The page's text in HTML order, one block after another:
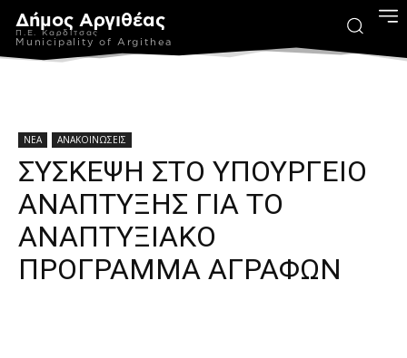
Δήμος Αργιθέας
Π.Ε. Καρδίτσας
Municipality of Argithea
ΝΕΑ ΑΝΑΚΟΙΝΩΣΕΙΣ
ΣΥΣΚΕΨΗ ΣΤΟ ΥΠΟΥΡΓΕΙΟ
ΑΝΑΠΤΥΞΗΣ ΓΙΑ ΤΟ
ΑΝΑΠΤΥΞΙΑΚΟ
ΠΡΟΓΡΑΜΜΑ ΑΓΡΑΦΩΝ